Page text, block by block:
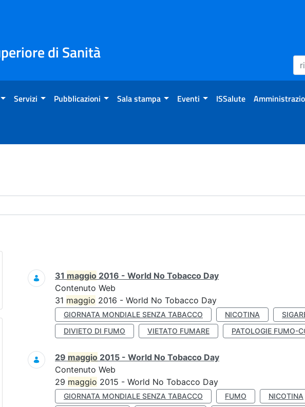
di Sanità
Servizi Pubblicazioni Sala stampa Eventi ISSalute
- Eventi
Ricerca
31 maggio 2016 - World No Tobacco Day
Contenuto Web
31 maggio 2016 - World No Tobacco Day
GIORNATA MONDIALE SENZA TABACCO NICOTINA
DIVIETO DI FUMO
VIETATO FUMARE PATOLOGIE FUMO-
29 maggio 2015 - World No Tobacco Day
Contenuto Web
29 maggio 2015 - World No Tobacco Day
GIORNATA MONDIALE SENZA TABACCO FUMO NICOTINA